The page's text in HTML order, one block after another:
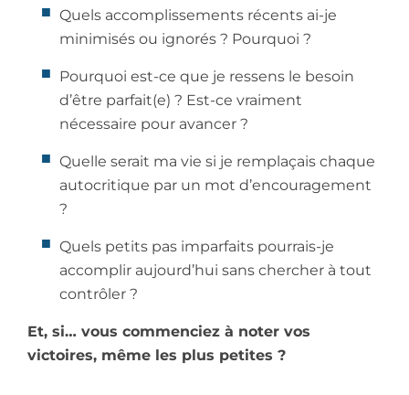
Quels accomplissements récents ai-je
minimisés ou ignorés ? Pourquoi ?
Pourquoi est-ce que je ressens le besoin
d’être parfait(e) ? Est-ce vraiment
nécessaire pour avancer ?
Quelle serait ma vie si je remplaçais chaque
autocritique par un mot d’encouragement
?
Quels petits pas imparfaits pourrais-je
accomplir aujourd’hui sans chercher à tout
contrôler ?
Et, si… vous commenciez à noter vos
victoires, même les plus petites ?